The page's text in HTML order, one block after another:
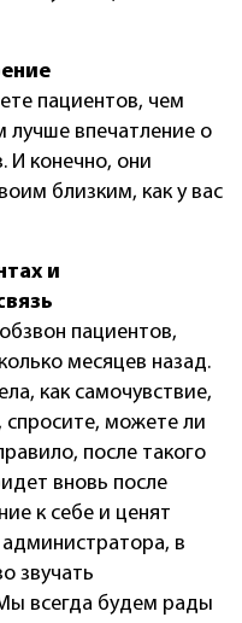
пациентов, чем
лучше впечатление о
И конечно, они
близким, как у вас
и
пациентов,
месяцев назад.
как самочувствие,
спросите, можете ли
после такого
вновь после
к себе и ценят
в
звучать
всегда будем рады